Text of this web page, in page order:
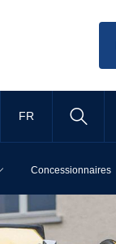
FR
Concessionnaires